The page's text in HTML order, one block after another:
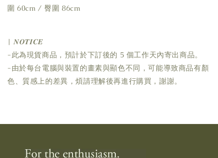
圍 60cm / 臀圍 86cm
| 𝑵𝑶𝑻𝑰𝑪𝑬
-此為現貨商品，預計於下訂後的 5 個工作天內寄出商品。
-由於每台電腦與裝置的畫素與顯色不同，可能導致商品有顏
色、質感上的差異，煩請理解後再進行購買，謝謝。